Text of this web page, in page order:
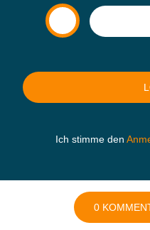
Ich stimme den
0